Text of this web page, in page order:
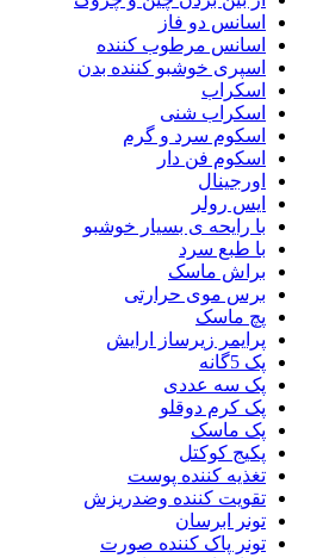
اسانس دو فاز
اسانس مرطوب کننده
اسپری خوشبو کننده بدن
اسکراب
اسکراب شنی
اسکوم سرد و گرم
اسکوم فن دار
اورجینال
ایس رولر
با رایحه ی بسیار خوشبو
با طبع سرد
براش ماسک
برس موی حرارتی
پچ ماسک
پرایمر زیرساز ارایش
پک 5گانه
پک سه عددی
پک کرم دوقلو
پک ماسک
پکیج کوکتل
تغذیه کننده پوست
تقویت کننده وضدریزش
تونر ابرسان
تونر پاک کننده صورت